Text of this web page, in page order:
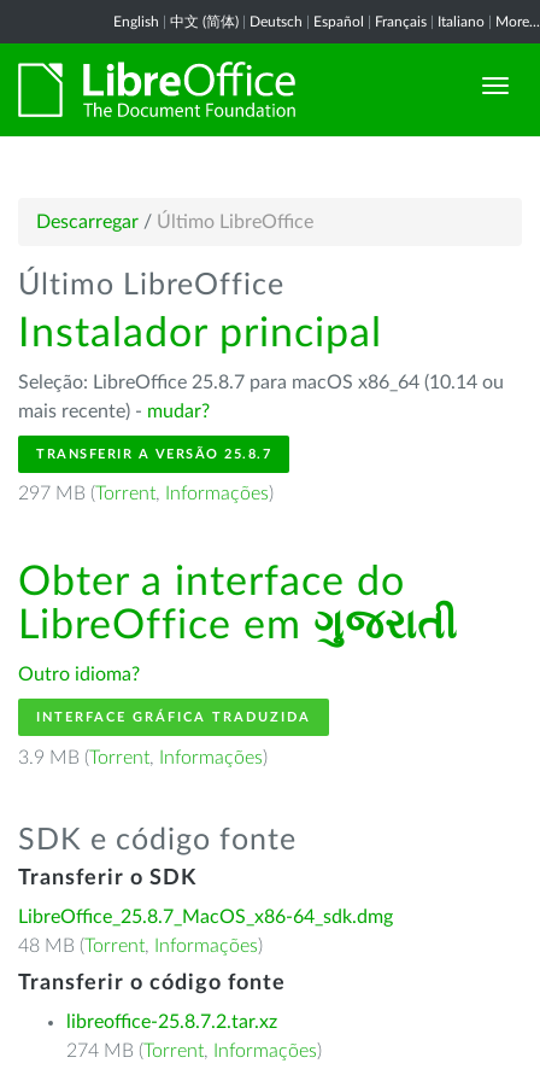
English 中文 (简体) Deutsch Español Français Italiano More...
Descarregar / Último LibreOffice
Último LibreOffice
Instalador principal
Seleção: LibreOffice 25.8.7 para macOS x86_64 (10.14 ou
mais recente) - mudar?
TRANSFERIR A VERSÃO 25.8.7
297 MB (Torrent, Informações)
Obter a interface do
LibreOffice em ગુજરાતી
Outro idioma?
INTERFACE GRÁFICA TRADUZIDA
3.9 MB (Torrent, Informações)
SDK e código fonte
Transferir o SDK
LibreOffice_25.8.7_MacOS_x86-64_sdk.dmg
48 MB (Torrent, Informações)
Transferir o código fonte
libreoffice-25.8.7.2.tar.xz
274 MB (Torrent, Informações)